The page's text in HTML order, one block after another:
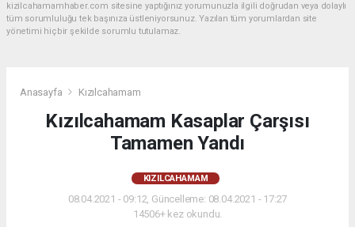
kizilcahamamhaber.com sitesine yaptığınız yorumunuzla ilgili doğrudan veya dolaylı
tüm sorumluluğu tek başınıza üstleniyorsunuz. Yazılan tüm yorumlardan site
yönetimi hiçbir şekilde sorumlu tutulamaz.
Anasayfa Kızılcahamam
Kızılcahamam Kasaplar Çarşısı
Tamamen Yandı
KIZILCAHAMAM
08.04.2021 - 09:12, Güncelleme: 08.04.2021 - 17:27
14506+ kez okundu.